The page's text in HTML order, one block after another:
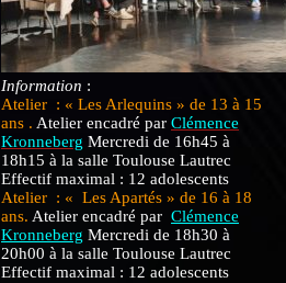
Information :
Atelier : « Les Arlequins » de 13 à 15
ans . Atelier encadré par Clémence
Kronneberg Mercredi de 16h45 à
18h15 à la salle Toulouse Lautrec
Effectif maximal : 12 adolescents
Atelier : « Les Apartés » de 16 à 18
ans. Atelier encadré par Clémence
Kronneberg Mercredi de 18h30 à
20h00 à la salle Toulouse Lautrec
Effectif maximal : 12 adolescents